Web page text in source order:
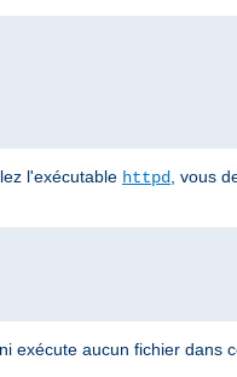
l'exécutable httpd, vous
exécute aucun fichier dans